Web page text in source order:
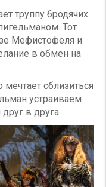
труппу бродячих
Тот
Мефистофеля и
в обмен на
сблизиться
устраиваем
в друга.